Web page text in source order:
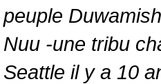
peuple
Nuu -une tribu
Seattle il y a 10